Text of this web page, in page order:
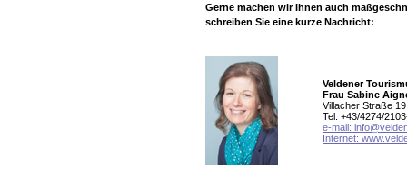
Gerne machen wir Ihnen auch
schreiben Sie eine kurze Nachricht:
Veldener
Frau Sabine
Villacher Straße
Tel. +43/4274/
e-mail:
Internet: